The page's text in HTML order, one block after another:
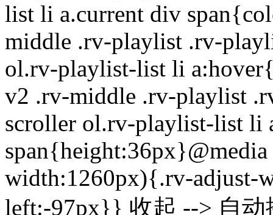
list li a.current div
middle .rv-playlist .rv-
ol.rv-playlist-list li
v2 .rv-middle .rv-playlist
scroller ol.rv-playlist-list li
width:1260px){.rv-adjust-
left:-97px}} 收起 --> 自